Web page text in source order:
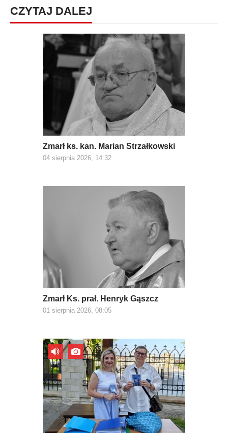
CZYTAJ DALEJ
Zmarł ks. kan. Marian Strzałkowski
04 sierpnia 2026, 14:32
Zmarł Ks. prał. Henryk Gąszcz
01 sierpnia 2026, 08:05